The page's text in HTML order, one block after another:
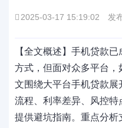
2025-03-17 15:19:02 发
【全文概述】手机贷款
方式，但面对众多平台
文围绕大平台手机贷款
流程、利率差异、风控
提供避坑指南。重点分